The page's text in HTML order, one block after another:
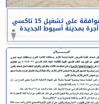
الموافقة على تشغيل 15 تاكسي
أجرة بمدينة أسيوط الجديدة